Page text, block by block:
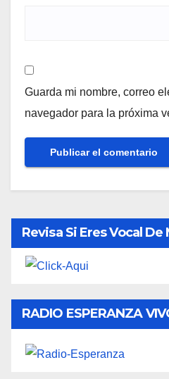
Guarda mi nombre, correo
navegador para la próxima
Revisa Si Eres Vocal De
RADIO ESPERANZA